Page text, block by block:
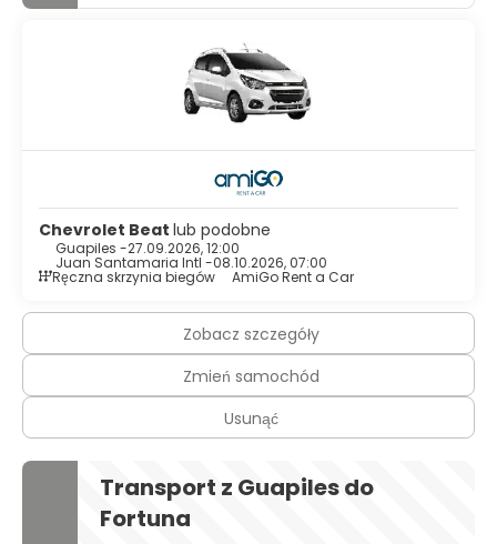
Chevrolet Beat lub podobne
Guapiles -27.09.2026, 12:00
Juan Santamaria Intl -08.10.2026, 07:00
Ręczna skrzynia biegów AmiGo Rent a Car
Zobacz szczegóły
Zmień samochód
Usunąć
Transport z Guapiles do
Fortuna